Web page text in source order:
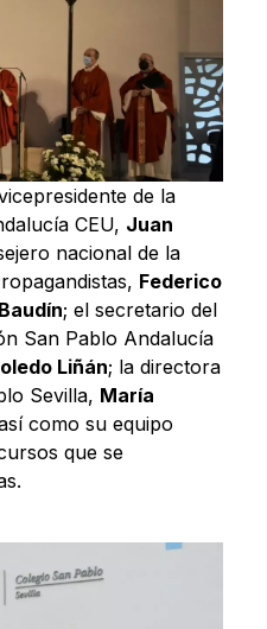
de la
CEU, Juan
nacional de la
Federico
; el secretario del
San Pablo Andalucía
Liñán; la directora
Sevilla, María
como su equipo
que se